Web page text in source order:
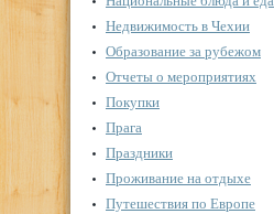
Недвижимость в Чехии
Образование за рубежом
Отчеты о мероприятиях
Покупки
Прага
Праздники
Проживание на отдыхе
Путешествия по Европе